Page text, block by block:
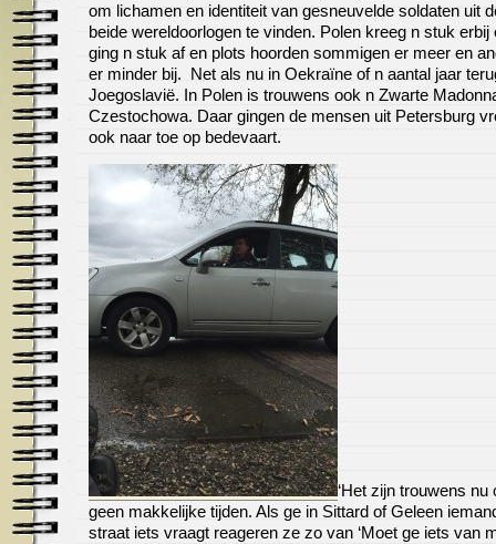
om lichamen en identiteit van gesneuvelde soldaten uit
beide wereldoorlogen te vinden. Polen kreeg n stuk erbij
ging n stuk af en plots hoorden sommigen er meer en
er minder bij. Net als nu in Oekraïne of n aantal jaar
Joegoslavië. In Polen is trouwens ook n Zwarte
Czestochowa. Daar gingen de mensen uit Petersburg
ook naar toe op bedevaart.
‘Het zijn trouwens nu
geen makkelijke tijden. Als ge in Sittard of Geleen
straat iets vraagt reageren ze zo van ‘Moet ge iets van